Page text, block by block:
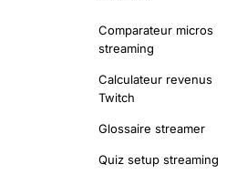
Comparateur micros
streaming
Calculateur revenus
Twitch
Glossaire streamer
Quiz setup streaming